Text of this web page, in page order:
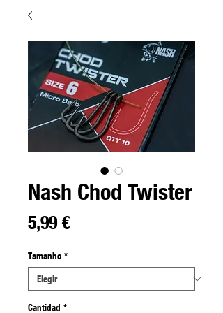
Nash Chod Twister
5,99 €Precio
Tamanho *
Cantidad *